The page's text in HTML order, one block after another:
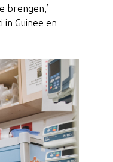
brengen,’
Guinee en